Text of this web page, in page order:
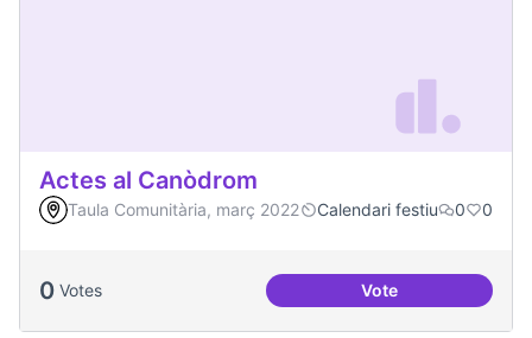
Actes al Canòdrom
Taula Comunitària, març 2022 Calendari festiu 0 0
0 Votes VoteActes al Canòdrom